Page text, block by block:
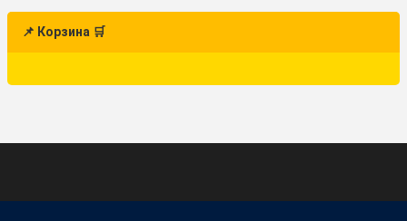
📌 Корзина 🛒